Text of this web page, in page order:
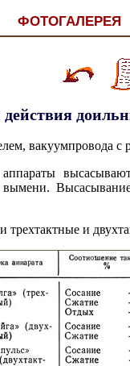
ФОТОГАЛЕРЕЯ
и